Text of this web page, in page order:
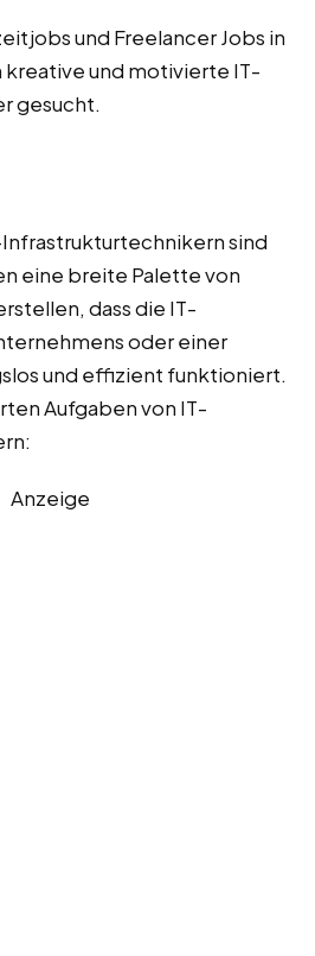
und Freelancer Jobs in
und motivierte IT-
gesucht.
sind
eine breite Palette von
dass die IT-
oder einer
und effizient funktioniert.
Aufgaben von IT-
Anzeige